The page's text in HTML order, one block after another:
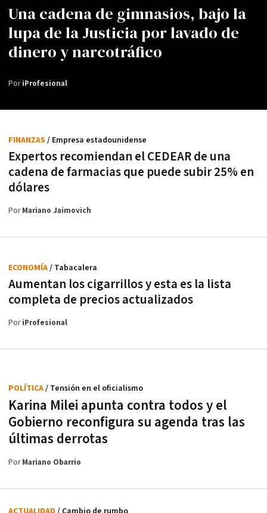
Una cadena de gimnasios, bajo la
lupa de la Justicia por lavado de
dinero y narcotráfico
PoriProfesional
Expertos recomiendan el CEDEAR de una
cadena de farmacias que puede subir 25% en
dólares
FINANZAS / Empresa estadounidense
PorMariano Jaimovich
Aumentan los cigarrillos y esta es la lista
completa de precios actualizados
ECONOMÍA/ Tabacalera
PoriProfesional
Karina Milei apunta contra todos y el
Gobierno reconfigura su agenda tras las
últimas derrotas
POLÍTICA/ Tensión en el oficialismo
PorMariano Obarrio